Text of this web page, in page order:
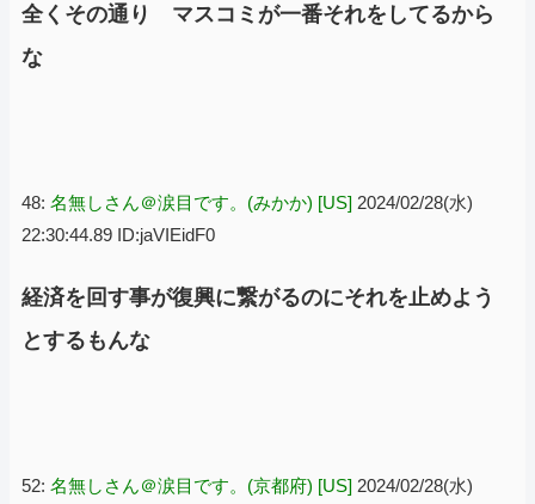
全くその通り マスコミが一番それをしてるから
な
48: 名無しさん＠涙目です。(みかか) [US] 2024/02/28(水)
22:30:44.89 ID:jaVIEidF0
経済を回す事が復興に繋がるのにそれを止めよう
とするもんな
52: 名無しさん＠涙目です。(京都府) [US] 2024/02/28(水)